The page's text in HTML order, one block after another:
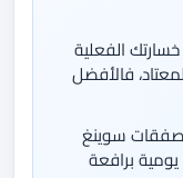
الفعلية
المعتاد، فالأفضل
صفقات سوينغ
برافعة